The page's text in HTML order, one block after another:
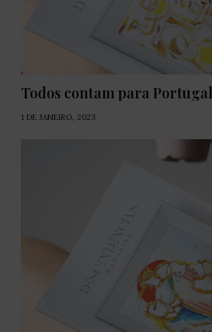
Todos contam para Portugal
1 DE JANEIRO, 2023